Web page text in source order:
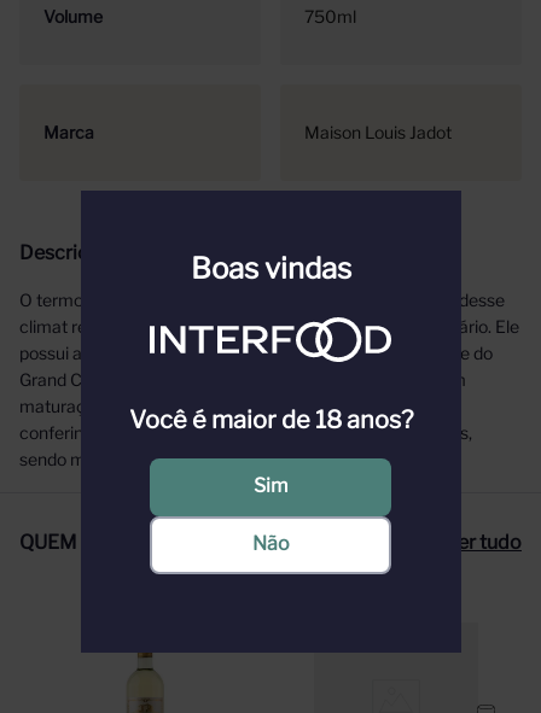
Volume 750ml
Marca Maison Louis Jadot
Descrição
O termo Blanchot é derivado do alemão "blank". O nome desse
climat refere-se ao solo pedregoso, branco e rico em calcário. Ele
possui apenas 12,7 hectares e encontra-se na porção leste do
Grand Cru. É famoso pelo seu terroir único e especial, com
maturação muito mais lenta que o seu vizinho Les CIOS,
conferindo complexidade, mineralidade e aromas intensos,
sendo muito procurado pelos entusiastas de Chablis.
QUEM COMPROU, COMPROU TAMBÉM Ver tudo
Boas vindas
Você é maior de 18 anos?
Sim
Não